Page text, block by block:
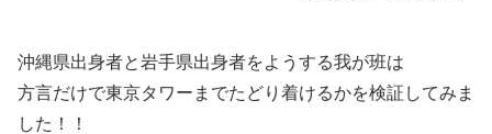
沖縄県出身者と岩手県出身者をようする我が班は
方言だけで東京タワーまでたどり着けるかを検証してみま
した！！